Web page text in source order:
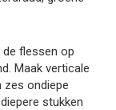
flessen op
Maak verticale
zes ondiepe
stukken